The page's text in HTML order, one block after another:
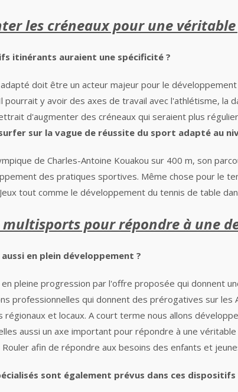
les créneaux pour une
itinérants auraient une spécificité ?
doit être un acteur majeur pour le
y avoir des axes de travail avec l'athlétisme, la
d'augmenter des créneaux qui seraient plus
sur la vague de réussite du sport adapté au
de Charles-Antoine Kouakou sur 400 m, son
des pratiques sportives. Même chose pour le
tout comme le développement du tennis de table
multisports pour répondre à une
en plein développement ?
pleine progression par l'offre proposée qui donnent
professionnelles qui donnent des prérogatives sur les
régionaux et locaux. A court terme nous allons
aussi un axe important pour répondre à une
afin de répondre aux besoins des enfants et
sont également prévus dans ces dispositifs